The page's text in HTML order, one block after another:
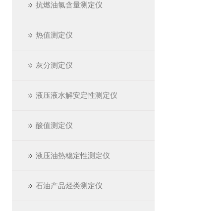
抗燃油氯含量测定仪
热值测定仪
灰分测定仪
液压液水解安定性测定仪
酸值测定仪
液压油热稳定性测定仪
石油产品烃类测定仪